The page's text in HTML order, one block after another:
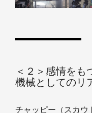
＜２＞感情をも
機械としてのリ
チャッピー（スカウ